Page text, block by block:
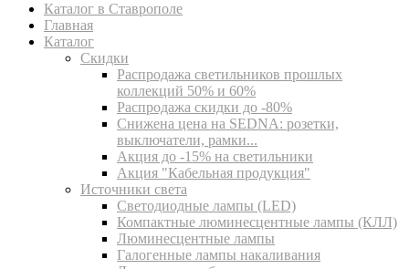
Каталог в Ставрополе
Главная
Каталог
Скидки
Распродажа светильников прошлых
коллекций 50% и 60%
Распродажа скидки до -80%
Cнижена цена на SEDNA: розетки,
выключатели, рамки...
Акция до -15% на светильники
Акция "Кабельная продукция"
Источники света
Светодиодные лампы (LED)
Компактные люминесцентные лампы (КЛЛ)
Люминесцентные лампы
Галогенные лампы накаливания